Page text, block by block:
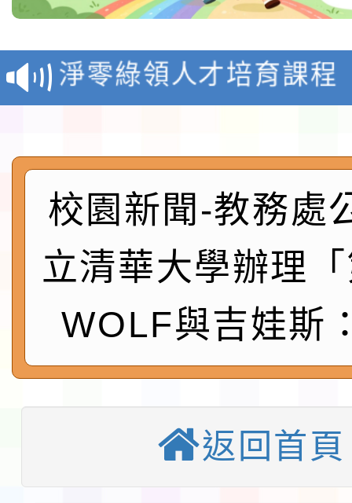
教育部校安中心白海豚
報
淨零綠領人才培育課程
檢送桃園市115學年度
及師生本土語及新住民
實施要點各1份
115年食農教育專業人
程
函轉國家通訊傳播委員
鎮韌性（防空）演習－
速演練執行計畫」
「115年金融知識線上
本校115學年度第1學
第3次招考代課鐘點教
告(不再辦理後續甄選)
檢送「桃園市115學年
程安排一案
「桃園市補助參觀特色
展演活動實施計畫」
教育部校安中心白海豚
校園新聞-教務處
立清華大學辦理
WOLF與吉娃斯
返回首頁